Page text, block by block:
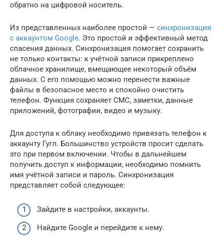
обратно на цифровой носитель.
Из представленных наиболее простой — синхронизация
с аккаунтом Google. Это простой и эффективный метод
спасения данных. Синхронизация помогает сохранить
не только контакты: к учётной записи прикреплено
облачное хранилище, вмещающее некоторый объём
данных. С его помощью можно перенести важные
файлы в безопасное место и спокойно очистить
телефон. Функция сохраняет СМС, заметки, данные
приложений, фотографии, видео и музыку.
Для доступа к облаку необходимо привязать телефон к
аккаунту Гугл. Большинство устройств просит сделать
это при первом включении. Чтобы в дальнейшем
получить доступ к информации, необходимо помнить
имя учётной записи и пароль. Синхронизация
представляет собой следующее:
Зайдите в настройки, аккаунты.
Найдите Google и перейдите к нему.